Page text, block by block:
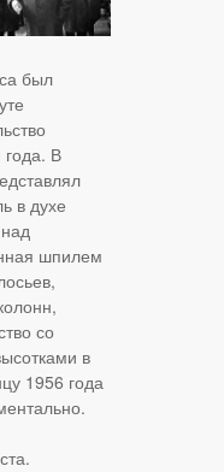
был
В
в духе
шпилем
со
в
1956 года